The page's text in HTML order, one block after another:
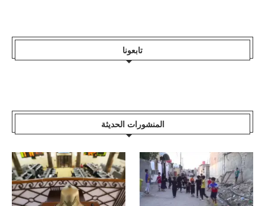
تابعونا
المنشورات الحديثة